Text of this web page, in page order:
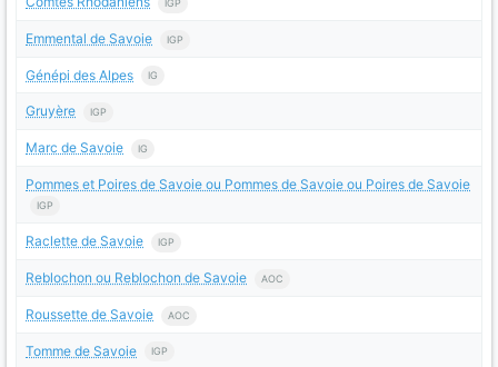
IGP
Emmental de Savoie IGP
Génépi des Alpes IG
Gruyère IGP
Marc de Savoie IG
Pommes et Poires de Savoie ou Pommes de Savoie ou Poires de Savoie
IGP
Raclette de Savoie IGP
Reblochon ou Reblochon de Savoie AOC
Roussette de Savoie AOC
Tomme de Savoie IGP